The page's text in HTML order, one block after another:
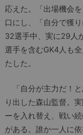
応えた。「出場機会
口にし、「自分で獲
32選手中、実に29人
選手を含むGK4人も
たした。
「自分が主力だ！
り出した森山監督。
ーを入れ替え、戦い
がある。誰か一人に